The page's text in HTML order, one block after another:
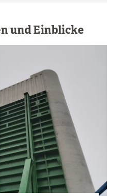
und Einblicke